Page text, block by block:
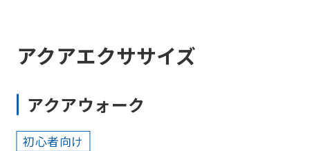
アクアエクササイズ
アクアウォーク
初心者向け
an
automatic